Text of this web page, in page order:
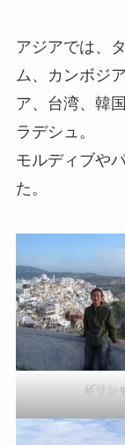
アジアでは、
ム、カンボジ
ア、台湾、韓
ラデシュ。
モルディブや
た。
ギリシ